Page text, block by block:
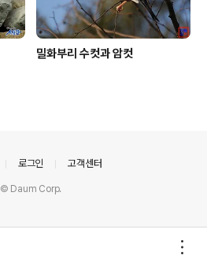
밀화부리 수컷과 암컷
로그인 고객센터
© Daum Corp.